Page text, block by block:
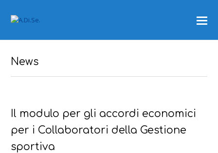
News
Il modulo per gli accordi economici
per i Collaboratori della Gestione
sportiva